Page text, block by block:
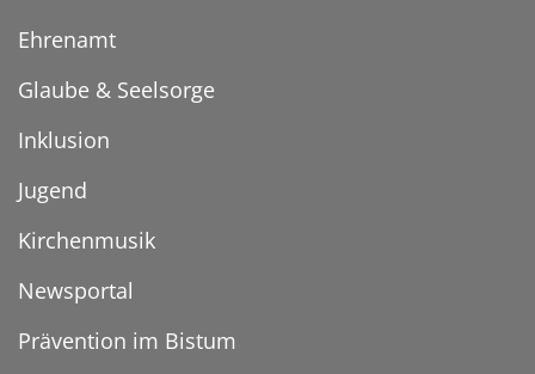
Ehrenamt
Glaube & Seelsorge
Inklusion
Jugend
Kirchenmusik
Newsportal
Prävention im Bistum